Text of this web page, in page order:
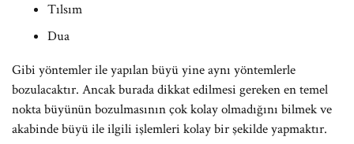
Tılsım
Dua
Gibi yöntemler ile yapılan büyü yine aynı yöntemlerle
bozulacaktır. Ancak burada dikkat edilmesi gereken en temel
nokta büyünün bozulmasının çok kolay olmadığını bilmek ve
akabinde büyü ile ilgili işlemleri kolay bir şekilde yapmaktır.